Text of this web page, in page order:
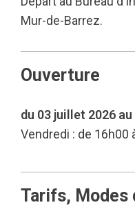
Mur-de-Barrez.
Ouverture
du 03 juillet 2026
Vendredi : de 16h00
Tarifs, Modes